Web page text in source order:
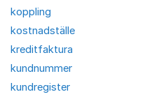
koppling
kostnadställe
kreditfaktura
kundnummer
kundregister